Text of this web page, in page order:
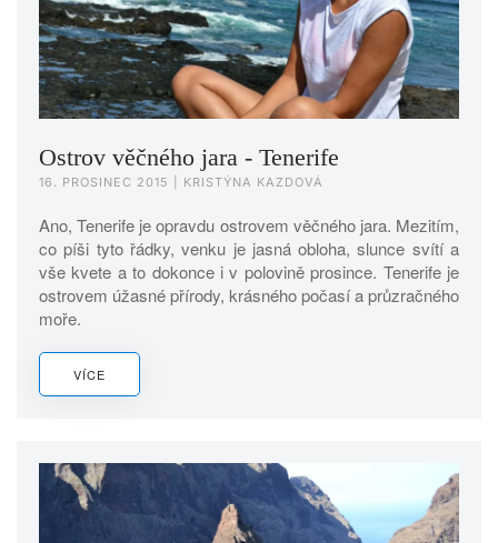
Ostrov věčného jara - Tenerife
16. PROSINEC 2015 | KRISTÝNA KAZDOVÁ
Ano, Tenerife je opravdu ostrovem věčného jara. Mezitím,
co píši tyto řádky, venku je jasná obloha, slunce svítí a
vše kvete a to dokonce i v polovině prosince. Tenerife je
ostrovem úžasné přírody, krásného počasí a průzračného
moře.
VÍCE